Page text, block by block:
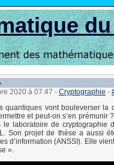
2020 à 07:47 - Cryptographie -
quantiques vont bouleverser la
et peut-on s’en prémunir
le laboratoire de cryptographie
Son projet de thèse a aussi
d’information (ANSSI). Elle
».